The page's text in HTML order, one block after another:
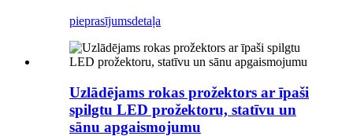
pieprasījumsdetaļa
Uzlādējams rokas prožektors ar īpaši
spilgtu LED prožektoru, statīvu un
sānu apgaismojumu